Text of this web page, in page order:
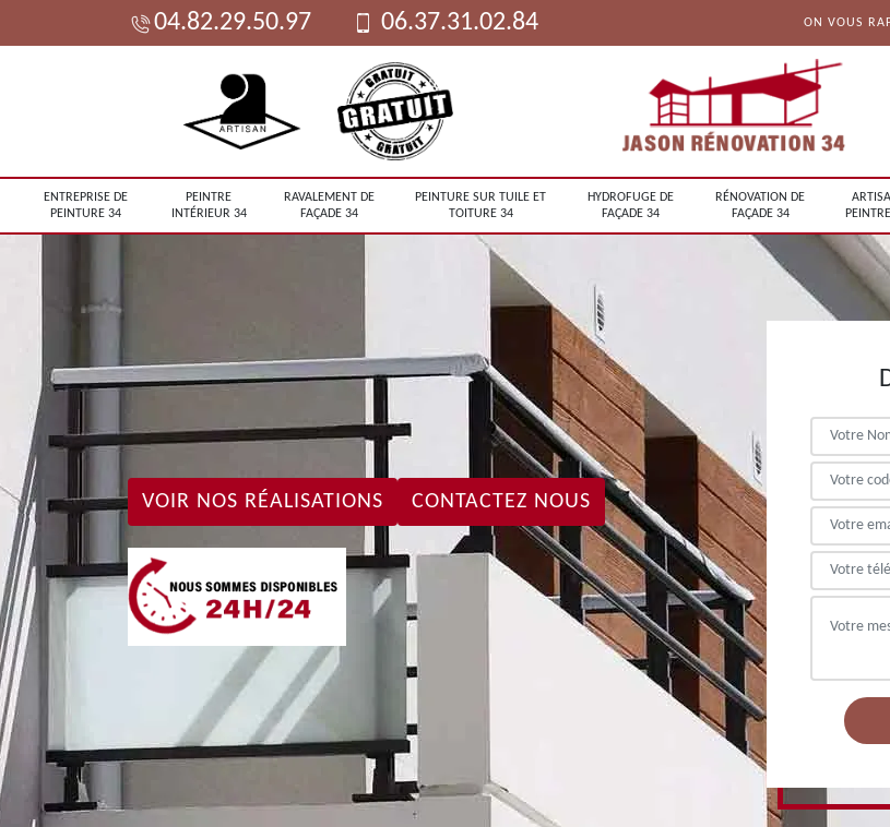
04.82.29.50.97 06.37.31.02.84 ON VOUS
ENTREPRISE DE
PEINTURE 34
PEINTRE
INTÉRIEUR 34
RAVALEMENT DE
FAÇADE 34
PEINTURE SUR TUILE ET
TOITURE 34
HYDROFUGE DE
FAÇADE 34
RÉNOVATION DE
FAÇADE 34
VOIR NOS RÉALISATIONS CONTACTEZ NOUS